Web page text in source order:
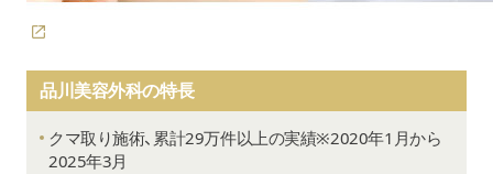
品川美容外科の特長
クマ取り施術、累計29万件以上の実績※2020年1月から
2025年3月